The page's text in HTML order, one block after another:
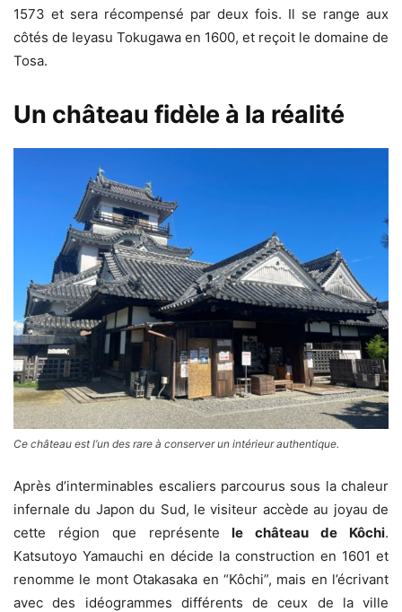
1573 et sera récompensé par deux fois. Il se range aux
côtés de Ieyasu Tokugawa en 1600, et reçoit le domaine de
Tosa.
Un château fidèle à la réalité
Ce château est l’un des rare à conserver un intérieur authentique.
Après d’interminables escaliers parcourus sous la chaleur
infernale du Japon du Sud, le visiteur accède au joyau de
cette région que représentele château de Kôchi.
Katsutoyo Yamauchi en décide la construction en 1601 et
renomme le mont Otakasaka en “Kôchi”, mais en l’écrivant
avec des idéogrammes différents de ceux de la ville